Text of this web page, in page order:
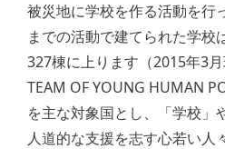
被災地に学校を作る活動を行
までの活動で建てられた学校
327棟に上ります（2015年3月
TEAM OF YOUNG HUMAN
を主な対象国とし、「学校」
人道的な支援を志す心若い人